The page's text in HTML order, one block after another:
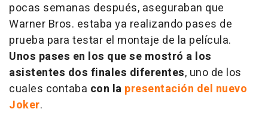
pocas semanas después, aseguraban que
Warner Bros. estaba ya realizando pases de
prueba para testar el montaje de la película.
Unos pases en los que se mostró a los
asistentes dos finales diferentes, uno de los
cuales contaba con la presentación del nuevo
Joker.